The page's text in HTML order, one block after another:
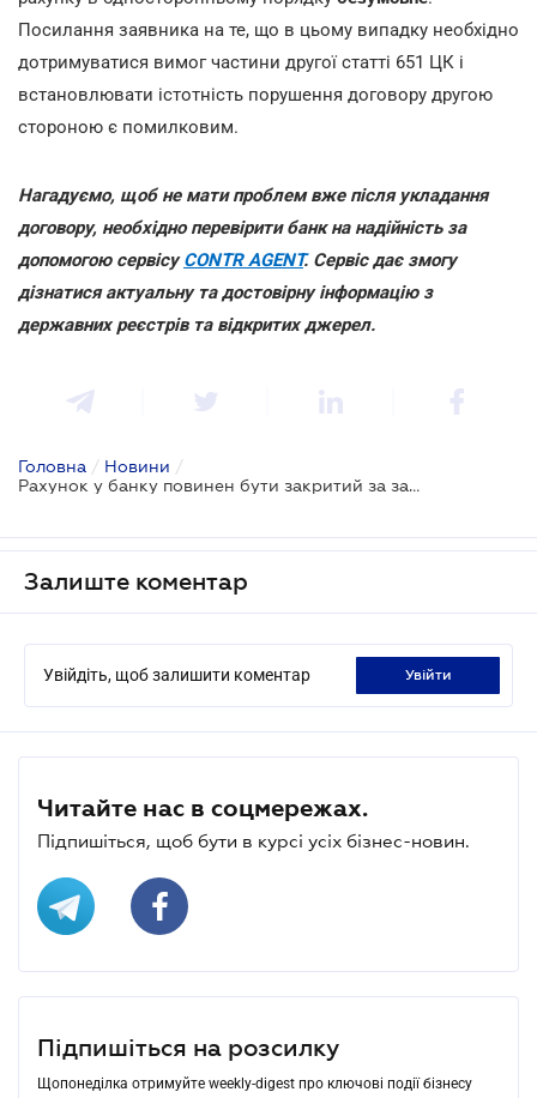
Посилання заявника на те, що в цьому випадку необхідно
дотримуватися вимог частини другої статті 651 ЦК і
встановлювати істотність порушення договору другою
стороною є помилковим.
Нагадуємо, щоб не мати проблем вже після укладання
договору, необхідно перевірити банк на надійність за
допомогою сервісуCONTR AGENT. Сервіс дає змогу
дізнатися актуальну та достовірну інформацію з
державних реєстрів та відкритих джерел.
Головна / Новини /
Рахунок у банку повинен бути закритий за заявою клієнта в будь-який час: ВС
Залиште коментар
Увійдіть, щоб залишити коментар увійти
Читайте нас в соцмережах.
Підпишіться, щоб бути в курсі усіх бізнес-новин.
Підпишіться на розсилку
Щопонеділка отримуйте weekly-digest про ключові події бізнесу